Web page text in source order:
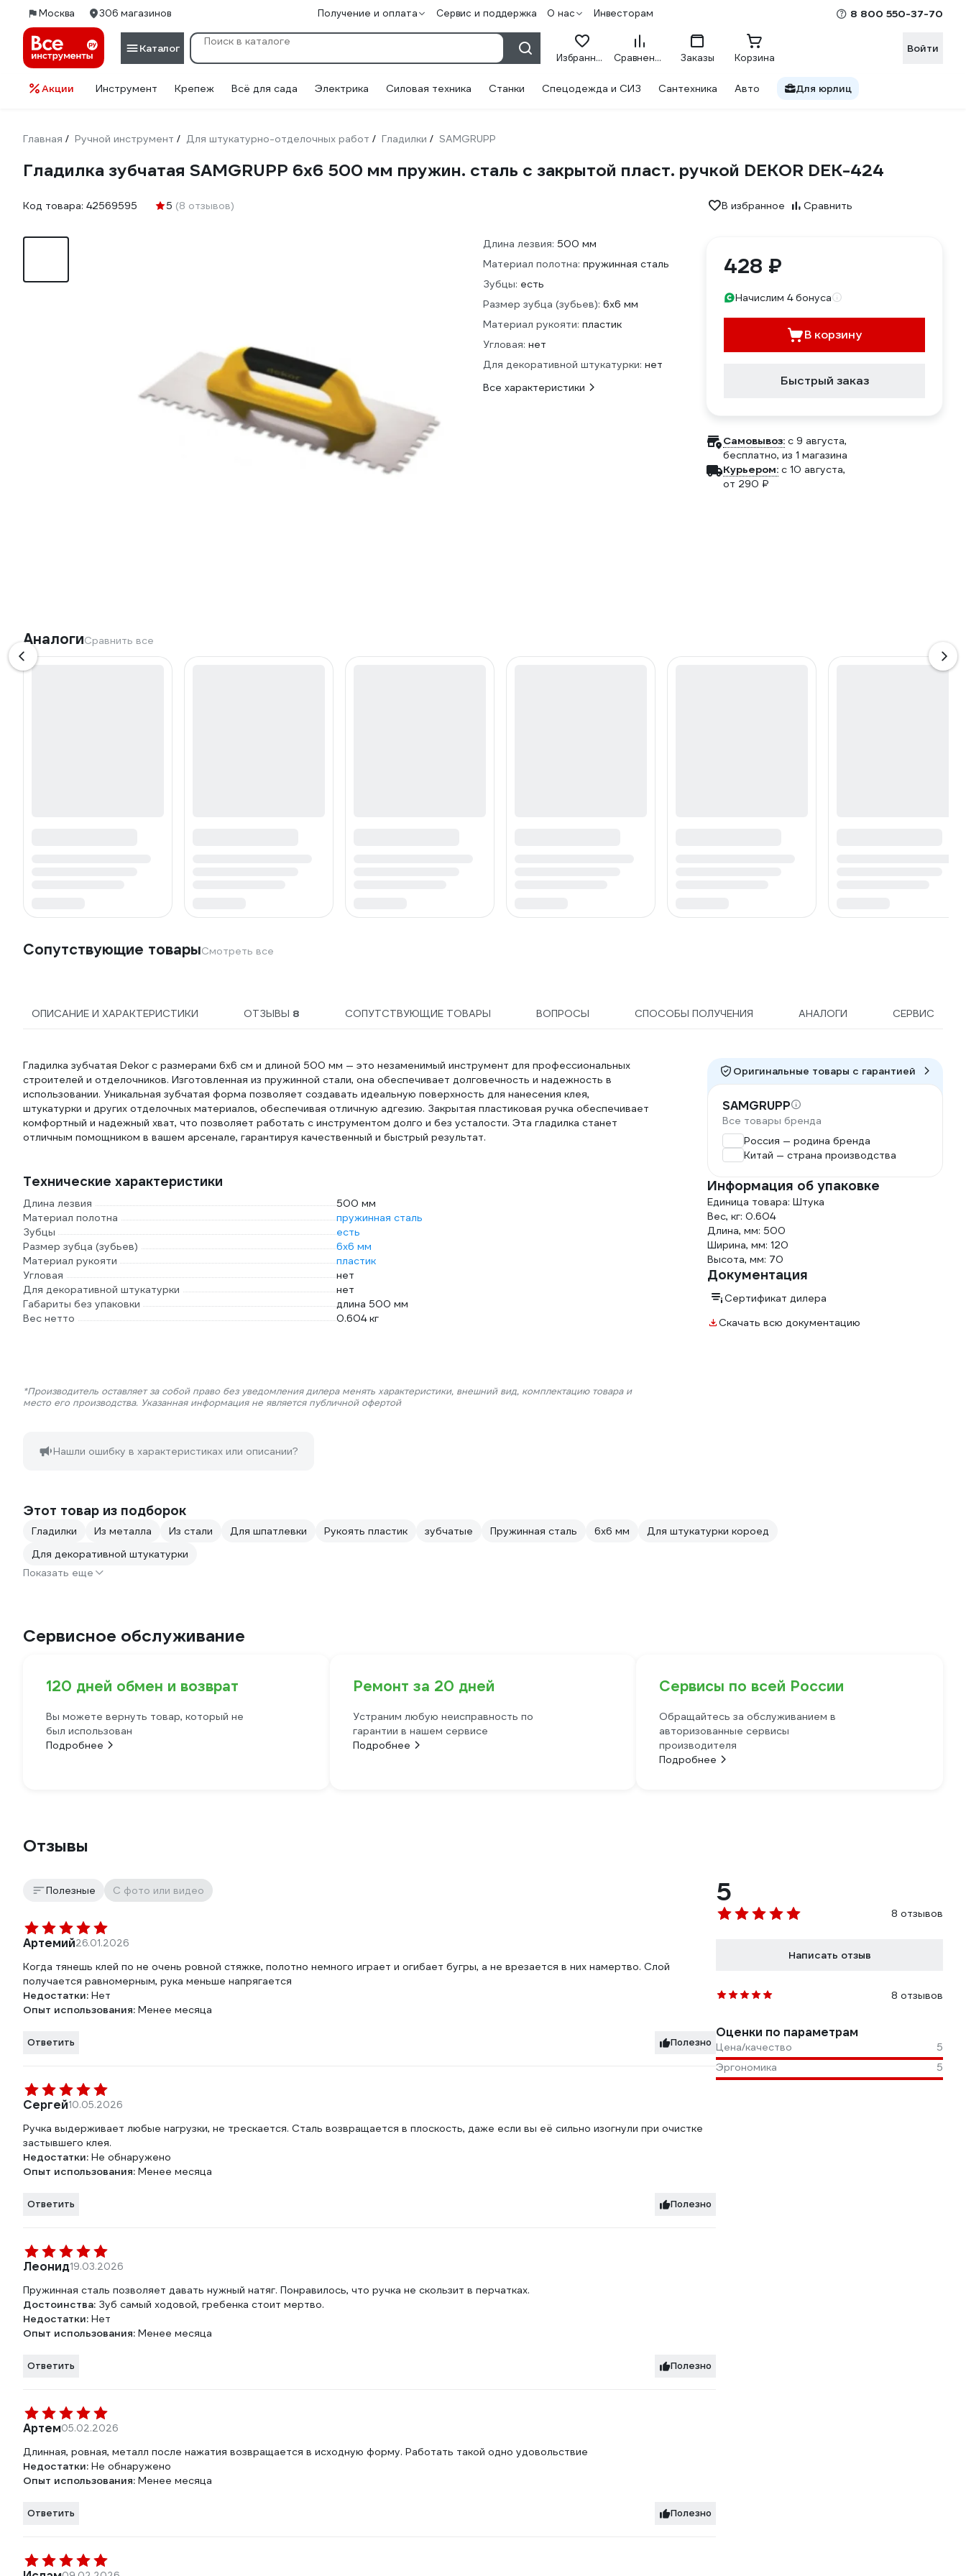
Москва 306 магазинов Получение и оплата Сервис и поддержка О нас Инвесторам 8 800 550-37-70
Каталог
Избранное Сравнение Заказы Корзина
Войти
Акции Инструмент Крепеж Всё для сада Электрика Силовая техника Станки Спецодежда и СИЗ Сантехника Авто Для юрлиц
Главная / Ручной инструмент / Для штукатурно-отделочных работ / Гладилки / SAMGRUPP
Гладилка зубчатая SAMGRUPP 6х6 500 мм пружин. сталь c закрытой пласт. ручкой DEKOR DEK-424
Код товара: 42569595 5 (8 отзывов) В избранное Сравнить
Длина лезвия: 500 мм
Материал полотна: пружинная сталь
Зубцы: есть
Размер зубца (зубьев): 6х6 мм
Материал рукояти: пластик
Угловая: нет
Для декоративной штукатурки: нет
Все характеристики
428 ₽
Начислим 4 бонуса
В корзину
Быстрый заказ
Самовывоз: c 9 августа,
бесплатно, из 1 магазина
Курьером: c 10 августа,
от 290 ₽
АналогиСравнить все
Сопутствующие товарыСмотреть все
ОПИСАНИЕ И ХАРАКТЕРИСТИКИ ОТЗЫВЫ 8 СОПУТСТВУЮЩИЕ ТОВАРЫ ВОПРОСЫ СПОСОБЫ ПОЛУЧЕНИЯ АНАЛОГИ СЕРВИС
Гладилка зубчатая Dekor с размерами 6х6 см и длиной 500 мм — это незаменимый инструмент для профессиональных
строителей и отделочников. Изготовленная из пружинной стали, она обеспечивает долговечность и надежность в
использовании. Уникальная зубчатая форма позволяет создавать идеальную поверхность для нанесения клея,
штукатурки и других отделочных материалов, обеспечивая отличную адгезию. Закрытая пластиковая ручка обеспечивает
комфортный и надежный хват, что позволяет работать с инструментом долго и без усталости. Эта гладилка станет
отличным помощником в вашем арсенале, гарантируя качественный и быстрый результат.
Технические характеристики
Длина лезвия
500 мм
Материал полотна
пружинная сталь
Зубцы
есть
Размер зубца (зубьев)
6х6 мм
Материал рукояти
пластик
Угловая
нет
Для декоративной штукатурки
нет
Габариты без упаковки
длина 500 мм
Вес нетто
0.604 кг
*Производитель оставляет за собой право без уведомления дилера менять характеристики, внешний вид, комплектацию товара и
место его производства. Указанная информация не является публичной офертой
Нашли ошибку в характеристиках или описании?
Оригинальные товары c гарантией
SAMGRUPP
Все товары бренда
Россия — родина бренда
Китай — страна производства
Информация об упаковке
Единица товара: Штука
Вес, кг: 0.604
Длина, мм: 500
Ширина, мм: 120
Высота, мм: 70
Документация
Сертификат дилера
Скачать всю документацию
Этот товар из подборок
Гладилки Из металла Из стали Для шпатлевки Рукоять пластик зубчатые Пружинная сталь 6х6 мм
Для штукатурки короед
Для декоративной штукатурки
Показать еще
Сервисное обслуживание
120 дней обмен и возврат
Вы можете вернуть товар, который не
был использован
Подробнее
Ремонт за 20 дней
Устраним любую неисправность по
гарантии в нашем сервисе
Подробнее
Сервисы по всей России
Обращайтесь за обслуживанием в
авторизованные сервисы
производителя
Подробнее
Отзывы
5
8 отзывов
Написать отзыв
8 отзывов
Оценки по параметрам
Цена/качество
5
Эргономика
5
Полезные С фото или видео
Артемий26.01.2026
Когда тянешь клей по не очень ровной стяжке, полотно немного играет и огибает бугры, а не врезается в них намертво. Слой
получается равномерным, рука меньше напрягается
Недостатки: Нет
Опыт использования: Менее месяца
Ответить Полезно
Сергей10.05.2026
Ручка выдерживает любые нагрузки, не трескается. Сталь возвращается в плоскость, даже если вы её сильно изогнули при очистке
застывшего клея.
Недостатки: Не обнаружено
Опыт использования: Менее месяца
Ответить Полезно
Леонид19.03.2026
Пружинная сталь позволяет давать нужный натяг. Понравилось, что ручка не скользит в перчатках.
Достоинства: Зуб самый ходовой, гребенка стоит мертво.
Недостатки: Нет
Опыт использования: Менее месяца
Ответить Полезно
Артем05.02.2026
Длинная, ровная, металл после нажатия возвращается в исходную форму. Работать такой одно удовольствие
Недостатки: Не обнаружено
Опыт использования: Менее месяца
Ответить Полезно